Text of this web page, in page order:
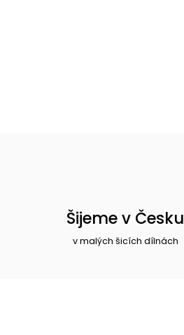
Šijeme v Česku
v malých šicích dílnách